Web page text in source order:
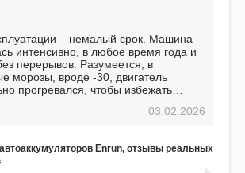
– немалый срок. Машина
интенсивно, в любое время года и
перерывов. Разумеется, в
морозы, вроде -30, двигатель
прогревался, чтобы избежать
не было ни единой поломки,
характеристикам, он даже
модель.
03.02.2026
Enrun, отзывы реальных